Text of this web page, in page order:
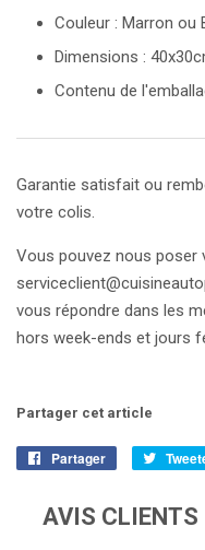
Couleur : Marron ou
Dimensions :
Contenu de
Garantie satisfait ou
votre colis.
Vous pouvez nous poser
vous répondre dans les
hors week-ends et jours
Partager cet article
Partager
Partager
Facebook
AVIS CLIENTS